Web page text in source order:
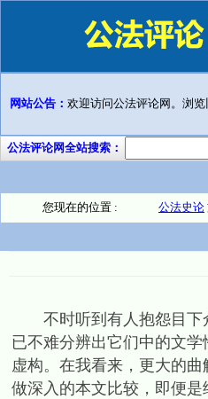
网站公告： 欢迎访问公法评论网。浏览
公法评论网全站搜索：
您现在的位置 : 公法史论
不时听到有人抱怨目下众
已不难分辨出它们中的文
虚构。在我看来，更大的
做深入的本文比较，即便